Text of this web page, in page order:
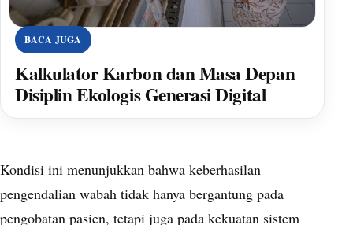
BACA JUGA
Kalkulator Karbon dan Masa Depan
Disiplin Ekologis Generasi Digital
Kondisi ini menunjukkan bahwa keberhasilan
pengendalian wabah tidak hanya bergantung pada
pengobatan pasien, tetapi juga pada kekuatan sistem